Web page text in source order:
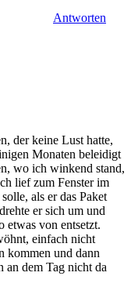
Antworten
der keine Lust hatte,
Monaten beleidigt
wo ich winkend stand,
lief zum Fenster im
als er das Paket
er sich um und
von entsetzt.
einfach nicht
kommen und dann
an dem Tag nicht da